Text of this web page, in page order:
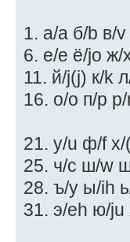
1. а/a б/b в/v
6. е/e ё/jo ж/
11. й/j(j) к/k
16. о/o п/p
21. у/u ф/f
25. ч/c ш/w
28. ъ/y ы/ih
31. э/eh ю/ju